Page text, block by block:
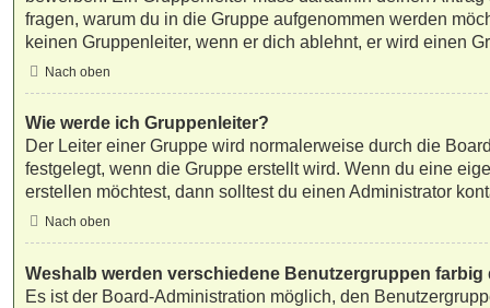
fragen, warum du in die Gruppe aufgenommen werden
keinen Gruppenleiter, wenn er dich ablehnt, er wird einen
Nach oben
Wie werde ich Gruppenleiter?
Der Leiter einer Gruppe wird normalerweise durch die
festgelegt, wenn die Gruppe erstellt wird. Wenn du eine
erstellen möchtest, dann solltest du einen Administrator
Nach oben
Weshalb werden verschiedene Benutzergruppen farbig
Es ist der Board-Administration möglich, den